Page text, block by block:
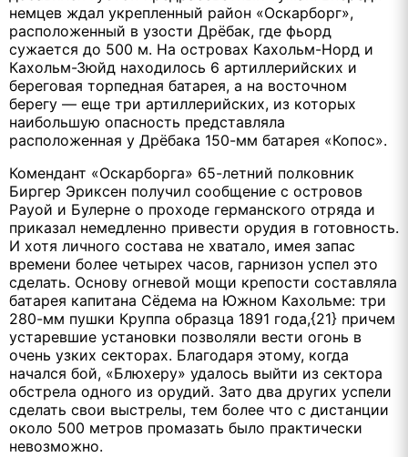
немцев ждал укрепленный район «Оскарборг»,
расположенный в узости Дрёбак, где фьорд
сужается до 500 м. На островах Кахольм-Норд и
Кахольм-Зюйд находилось 6 артиллерийских и
береговая торпедная батарея, а на восточном
берегу — еще три артиллерийских, из которых
наибольшую опасность представляла
расположенная у Дрёбака 150-мм батарея «Копос».
Комендант «Оскарборга» 65-летний полковник
Биргер Эриксен получил сообщение с островов
Рауой и Булерне о проходе германского отряда и
приказал немедленно привести орудия в готовность.
И хотя личного состава не хватало, имея запас
времени более четырех часов, гарнизон успел это
сделать. Основу огневой мощи крепости составляла
батарея капитана Сёдема на Южном Кахольме: три
280-мм пушки Круппа образца 1891 года,{21} причем
устаревшие установки позволяли вести огонь в
очень узких секторах. Благодаря этому, когда
начался бой, «Блюхеру» удалось выйти из сектора
обстрела одного из орудий. Зато два других успели
сделать свои выстрелы, тем более что с дистанции
около 500 метров промазать было практически
невозможно.